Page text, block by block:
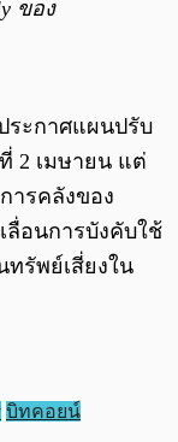
ของ
ระกาศแผนปรับ
2 เมษายน แต่
ารคลังของ
ลื่อนการบังคับใช้
รัพย์เสี่ยงใน
บิทคอยน์